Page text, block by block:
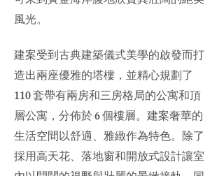
風光。
建案受到古典建築儀式美學的啟發而打
造出兩座優雅的塔樓，並精心規劃了
110 套帶有兩房和三房格局的公寓和頂
層公寓，分佈於 6 個樓層。建案奢華的
生活空間以舒適、雅緻作為特色。除了
採用高天花、落地窗和開放式設計讓室